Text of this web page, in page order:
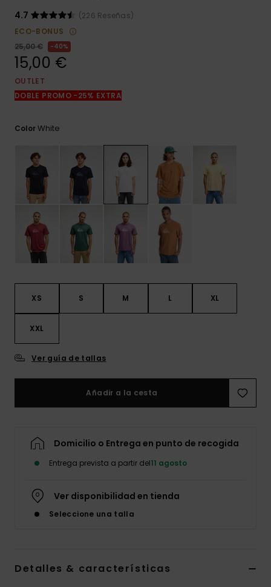
respuestas a
las preguntas
contacto.
4.7
(226 Reseñas)
ECO-BONUS
25,00 €
40%
15,00 €
OUTLET
DOBLE PROMO -25% EXTRA
ColorWhite
XS S M L XL
XXL
Ver guía de tallas
Añadir a la cesta
Domicilio o Entrega en punto de recogida
Entrega prevista a partir del11 agosto
Ver disponibilidad en tienda
Seleccione una talla
Detalles & características